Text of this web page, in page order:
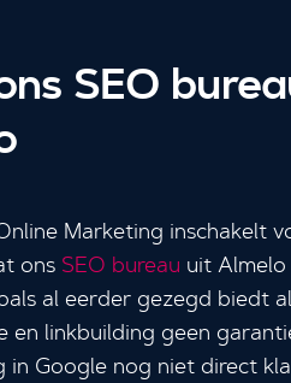
SEO
Marketing inschakelt
ons SEO bureau uit
al eerder gezegd biedt
en linkbuilding geen
in Google nog niet direct